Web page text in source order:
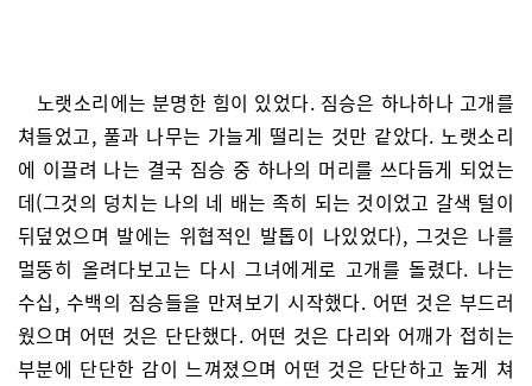
노랫소리에는 분명한 힘이 있었다. 짐승은 하나하나 고개를
쳐들었고, 풀과 나무는 가늘게 떨리는 것만 같았다. 노랫소리
에 이끌려 나는 결국 짐승 중 하나의 머리를 쓰다듬게 되었는
데(그것의 덩치는 나의 네 배는 족히 되는 것이었고 갈색 털이
뒤덮었으며 발에는 위협적인 발톱이 나있었다), 그것은 나를
멀뚱히 올려다보고는 다시 그녀에게로 고개를 돌렸다. 나는
수십, 수백의 짐승들을 만져보기 시작했다. 어떤 것은 부드러
웠으며 어떤 것은 단단했다. 어떤 것은 다리와 어깨가 접히는
부분에 단단한 감이 느껴졌으며 어떤 것은 단단하고 높게 쳐